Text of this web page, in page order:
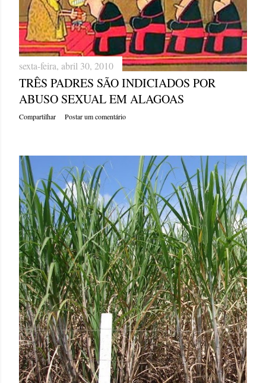
sexta-feira, abril 30, 2010
TRÊS PADRES SÃO INDICIADOS POR
ABUSO SEXUAL EM ALAGOAS
Compartilhar Postar um comentário